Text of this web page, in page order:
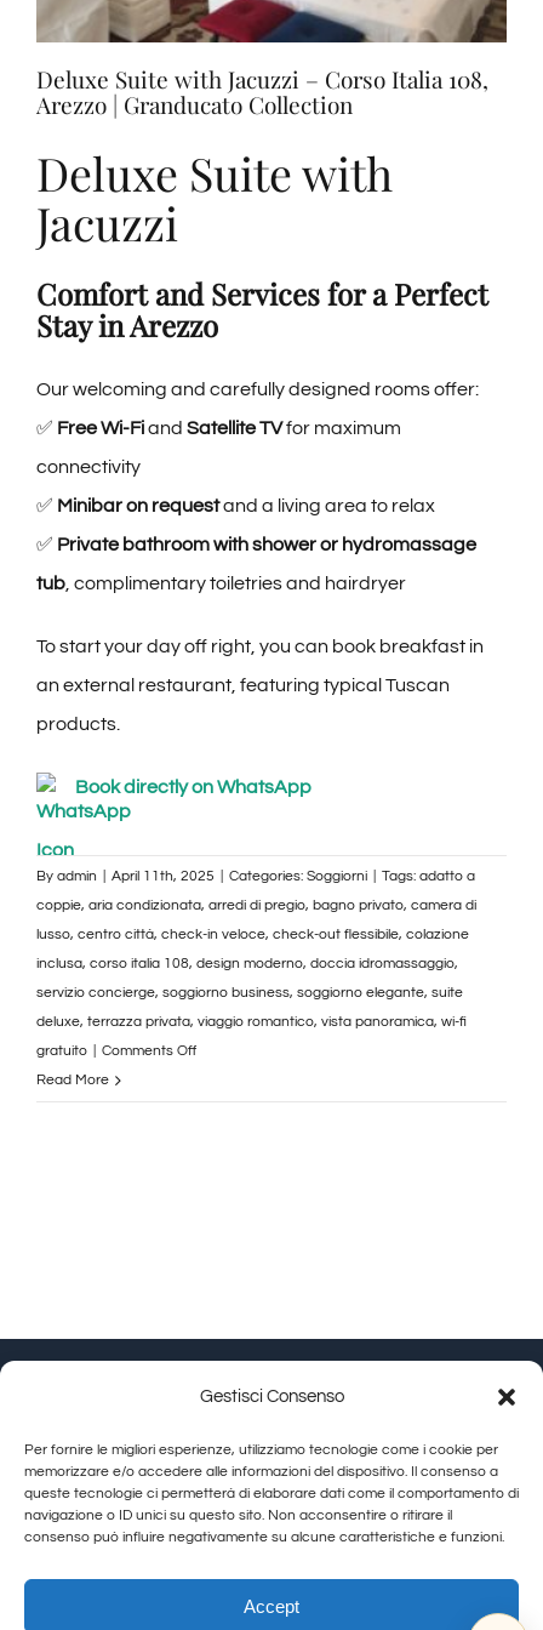
Gestisci Consenso
Per fornire le migliori esperienze, utilizziamo tecnologie come i cookie per
memorizzare e/o accedere alle informazioni del dispositivo. Il consenso a
queste tecnologie ci permetterà di elaborare dati come il comportamento di
navigazione o ID unici su questo sito. Non acconsentire o ritirare il
consenso può influire negativamente su alcune caratteristiche e funzioni.
Accept
Tastings
Wine Tasting
Contacts
Ebay
Deluxe Suite with Jacuzzi – Corso Italia 108,
Arezzo | Granducato Collection
Deluxe Suite with
Jacuzzi
Comfort and Services for a Perfect
Stay in Arezzo
Our welcoming and carefully designed rooms offer:
✅ Free Wi-Fiand Satellite TVfor maximum
connectivity
✅ Minibar on requestand a living area to relax
✅ Private bathroom with shower or hydromassage
tub, complimentary toiletries and hairdryer
To start your day off right, you can book breakfast in
an external restaurant, featuring typical Tuscan
products.
Book directly on WhatsApp
By admin April 11th, 2025 Categories: Soggiorni Tags: adatto a
coppie, aria condizionata, arredi di pregio, bagno privato, camera di
lusso, centro città, check-in veloce, check-out flessibile, colazione
inclusa, corso italia 108, design moderno, doccia idromassaggio,
servizio concierge, soggiorno business, soggiorno elegante, suite
deluxe, terrazza privata, viaggio romantico, vista panoramica, wi-fi
gratuito
Comments Offon
|
Collection
Read More
Calamandrei 145 Arezzo (AR) |Cookie Policy|Privacy
Policy
Allegra Toscana Arezzo